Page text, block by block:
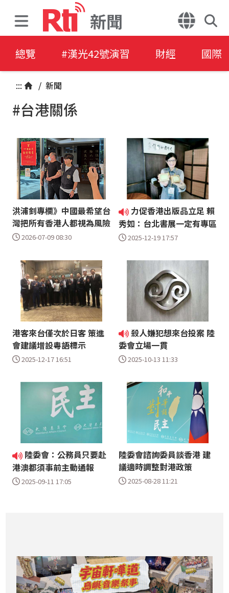
新聞
總覽 #漢光42號演習 財經 國際
::: / 新聞
#台港關係
洪浦釗專欄》中國最希望台
灣把所有香港人都視為風險
2026-07-09 08:30
力促香港出版品立足 賴
秀如：台北書展一定有專區
2025-12-19 17:57
港客來台僅次於日客 策進
會建議增設粵語標示
2025-12-17 16:51
殺人嫌犯想來台投案 陸
委會立場一貫
2025-10-13 11:33
陸委會：公務員只要赴
港澳都須事前主動通報
2025-09-11 17:05
陸委會諮詢委員談香港 建
議適時調整對港政策
2025-08-28 11:21